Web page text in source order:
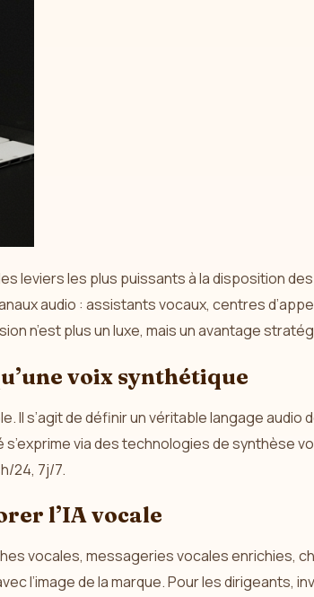
leviers les plus puissants à la disposition
audio : assistants vocaux, centres
n’est plus un luxe, mais un avantage
voix synthétique
s’agit de définir un véritable langage
via des technologies de synthèse
24, 7j/7.
l’IA vocale
vocales, messageries vocales enrichies,
l’image de la marque. Pour les dirigeants,